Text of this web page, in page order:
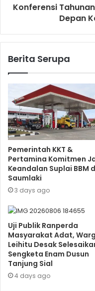
Konferensi
Depan
Berita Serupa
Pemerintah KKT &
Pertamina Komitmen
Keandalan Suplai BBM
Saumlaki
3 days ago
Uji Publik Ranperda
Masyarakat Adat,
Leihitu Desak
Sengketa Enam Dusun
Tanjung Sial
4 days ago